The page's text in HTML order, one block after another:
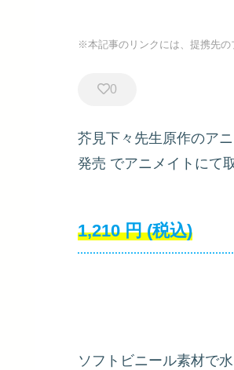
※本記事のリンクには、提携先の
0
芥見下々先生原作のア
発売 でアニメイトにて
1,210 円 (税込)
ソフトビニール素材で